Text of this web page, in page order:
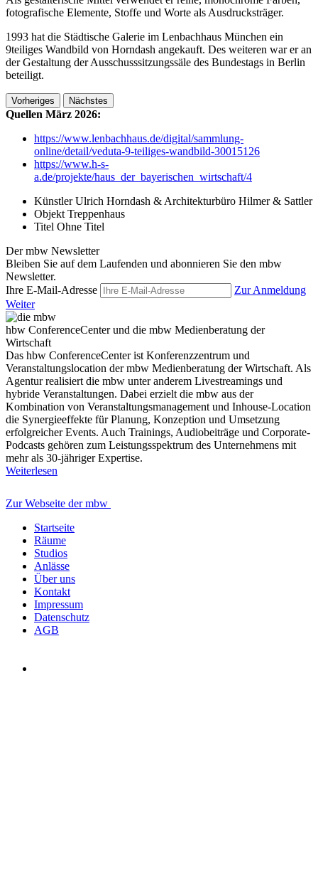
fotografische Elemente, Stoffe und Worte als Ausdrucksträger.
1993 hat die Städtische Galerie im Lenbachhaus München ein
9teiliges Wandbild von Horndash angekauft. Des weiteren war er an
der Gestaltung der Ausschusssitzungssäle des Bundestags in Berlin
beteiligt.
Vorheriges Nächstes
Quellen März 2026:
https://www.lenbachhaus.de/digital/sammlung-
online/detail/veduta-9-teiliges-wandbild-30015126
https://www.h-s-
a.de/projekte/haus_der_bayerischen_wirtschaft/4
Künstler Ulrich Horndash & Architekturbüro Hilmer & Sattler
Objekt Treppenhaus
Titel Ohne Titel
Der mbw Newsletter
Bleiben Sie auf dem Laufenden und abonnieren Sie den mbw
Newsletter.
Ihre E-Mail-Adresse
Zur Anmeldung
Weiter
hbw ConferenceCenter und die mbw Medienberatung der
Wirtschaft
Das hbw ConferenceCenter ist Konferenzzentrum und
Veranstaltungslocation der mbw Medienberatung der Wirtschaft. Als
Agentur realisiert die mbw unter anderem Livestreamings und
hybride Veranstaltungen. Dabei erzielt die mbw aus der
Kombination von Veranstaltungsmanagement und Inhouse-Location
die Synergieeffekte für Planung, Konzeption und Umsetzung
erfolgreicher Events. Auch Trainings, Audiobeiträge und Corporate-
Podcasts gehören zum Leistungsspektrum des Unternehmens mit
mehr als 30-jähriger Expertise.
Weiterlesen
Zur Webseite der mbw
Startseite
Räume
Studios
Anlässe
Über uns
Kontakt
Impressum
Datenschutz
AGB